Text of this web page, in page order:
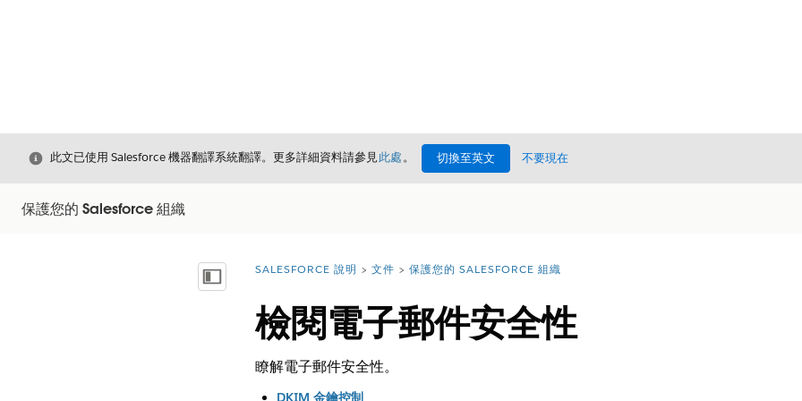
結束
此文已使用 Salesforce 機器翻譯系統翻譯。更多詳細資料請參見此處。 切換至英文 不要現在
保護您的 Salesforce 組織
顯示目錄 您位於此處：
SALESFORCE 說明 文件 保護您的 SALESFORCE 組織
檢閱電子郵件安全性
瞭解電子郵件安全性。
DKIM 金鑰控制